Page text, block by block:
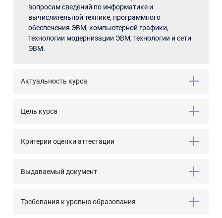
вопросам сведений по информатике и
вычислительной технике, программного
обеспечения ЭВМ, компьютерной графики,
технологии модернизации ЭВМ, технологии и сети
ЭВМ.
Актуальность курса
Цель курса
Критерии оценки аттестации
Выдаваемый документ
Требования к уровню образования